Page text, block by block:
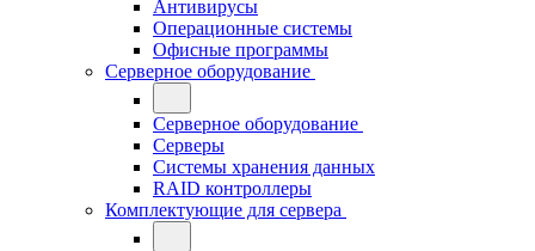
Антивирусы
Операционные системы
Офисные программы
Серверное оборудование
Серверное оборудование
Серверы
Системы хранения данных
RAID контроллеры
Комплектующие для сервера